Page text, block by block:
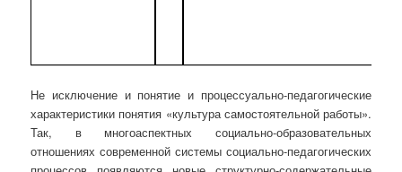
Не исключение и понятие и процессуально-педагогические
характеристики понятия «культура самостоятельной работы».
Так, в многоаспектных социально-образовательных
отношениях современной системы социально-педагогических